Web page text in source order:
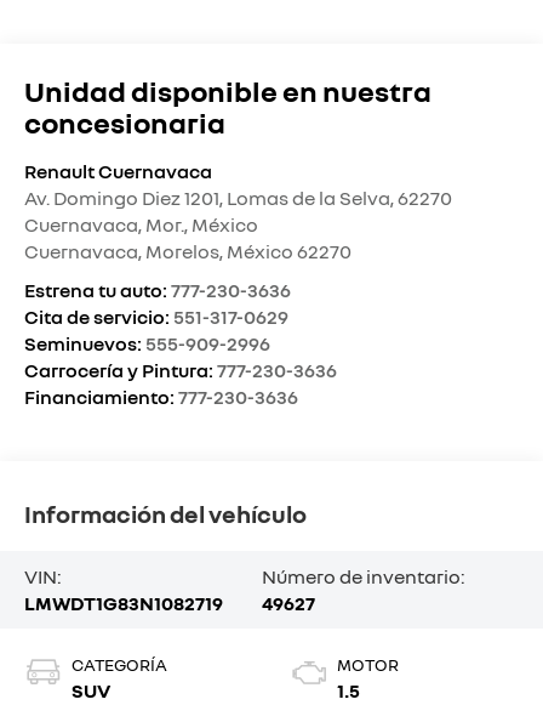
Unidad disponible en nuestra
concesionaria
Renault Cuernavaca
Av. Domingo Diez 1201, Lomas de la Selva, 62270
Cuernavaca, Mor., México
Cuernavaca, Morelos, México 62270
Estrena tu auto:777-230-3636
Cita de servicio: 551-317-0629
Seminuevos: 555-909-2996
Carrocería y Pintura:777-230-3636
Financiamiento:777-230-3636
Información del vehículo
VIN:
LMWDT1G83N1082719
Número de inventario:
49627
CATEGORÍA
SUV
MOTOR
1.5